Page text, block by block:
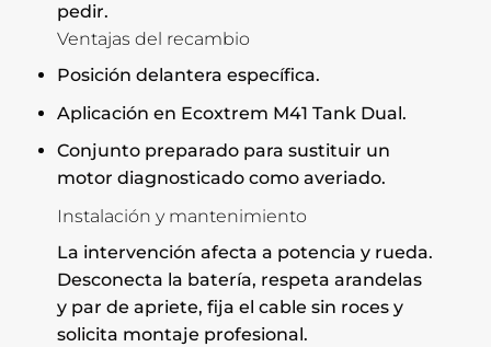
pedir.
Ventajas del recambio
Posición delantera específica.
Aplicación en Ecoxtrem M41 Tank Dual.
Conjunto preparado para sustituir un
motor diagnosticado como averiado.
Instalación y mantenimiento
La intervención afecta a potencia y rueda.
Desconecta la batería, respeta arandelas
y par de apriete, fija el cable sin roces y
solicita montaje profesional.